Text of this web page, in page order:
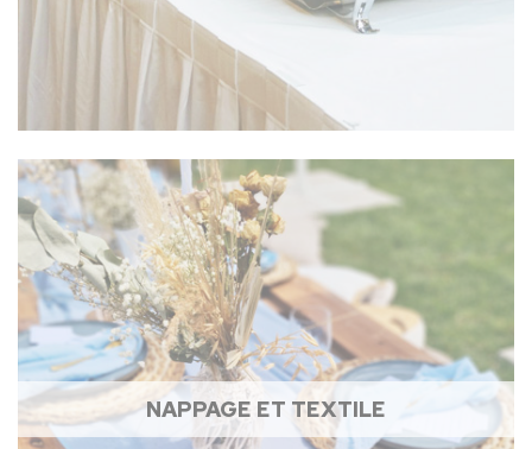
NAPPAGE ET TEXTILE